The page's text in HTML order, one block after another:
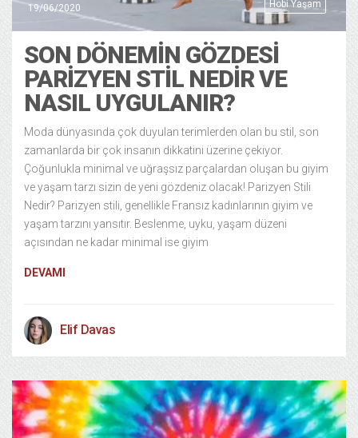
Hobi Yaşam
19/06/2020
SON DÖNEMIN GÖZDESI
PARIZYEN STIL NEDIR VE
NASIL UYGULANIR?
Moda dünyasında çok duyulan terimlerden olan bu stil, son
zamanlarda bir çok insanın dikkatini üzerine çekiyor.
Çoğunlukla minimal ve uğraşsız parçalardan oluşan bu giyim
ve yaşam tarzı sizin de yeni gözdeniz olacak! Parizyen Stili
Nedir? Parizyen stili, genellikle Fransız kadınlarının giyim ve
yaşam tarzını yansıtır. Beslenme, uyku, yaşam düzeni
açısından ne kadar minimal ise giyim
DEVAMI
Elif Davas